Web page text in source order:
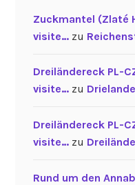
Zuckmantel (Zlaté
visite…zu
Dreiländereck PL-
visite…zu
Dreiländereck PL-
visite…zu
Rund um den